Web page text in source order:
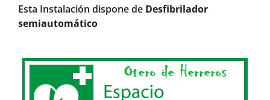
Esta Instalación dispone de Desfibrilador
semiautomático